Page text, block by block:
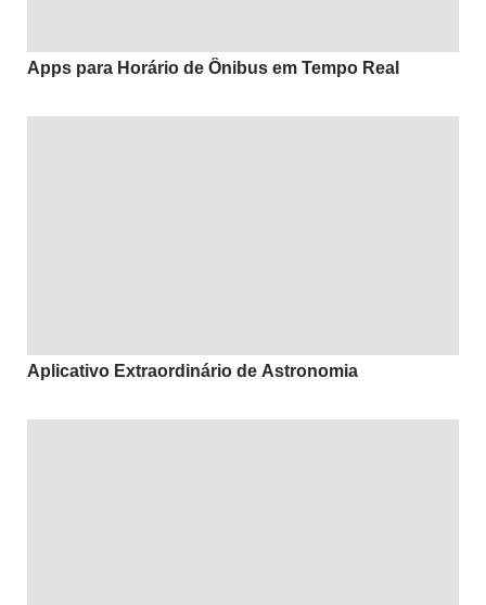
Apps para Horário de Ônibus em Tempo Real
Aplicativo Extraordinário de Astronomia